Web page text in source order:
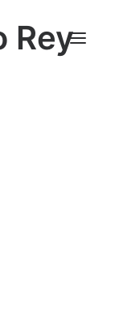
Rey